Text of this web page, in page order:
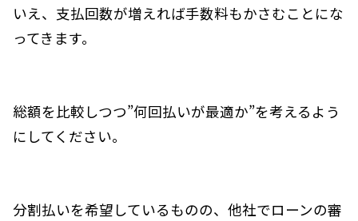
いえ、支払回数が増えれば手数料もかさむことにな
ってきます。
総額を比較しつつ”何回払いが最適か”を考えるよう
にしてください。
分割払いを希望しているものの、他社でローンの審